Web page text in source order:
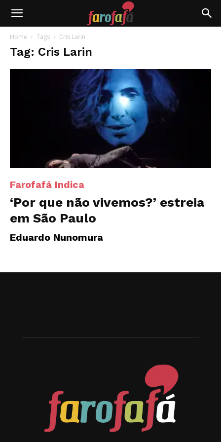
Farofafá
Home Tags Cris Larin
Tag: Cris Larin
Farofafá Indica
‘Por que não vivemos?’ estreia
em São Paulo
Eduardo Nunomura